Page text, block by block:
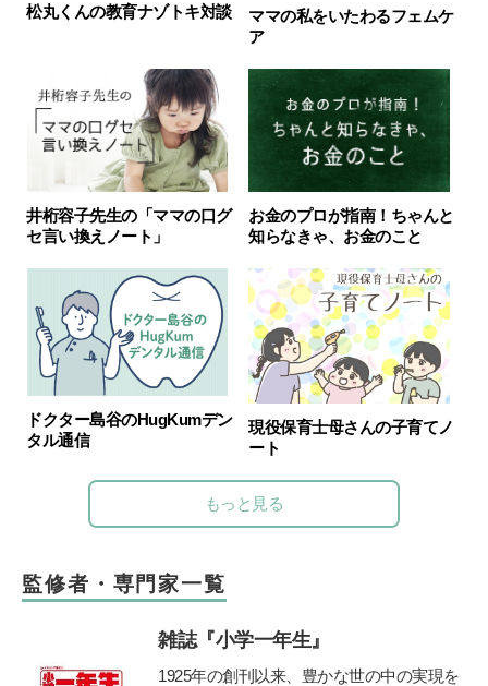
松丸くんの教育ナゾトキ対談
ママの私をいたわるフェムケ
ア
井桁容子先生の「ママの口グ
セ言い換えノート」
お金のプロが指南！ちゃんと
知らなきゃ、お金のこと
ドクター島谷のHugKumデン
タル通信
現役保育士母さんの子育てノ
ート
もっと見る
監修者・専門家一覧
雑誌『小学一年生』
1925年の創刊以来、豊かな世の中の実現を